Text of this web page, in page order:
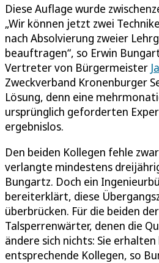
Diese Auflage wurde
„Wir können jetzt zwei
nach Absolvierung zweier
beauftragen“, so Erwin
Vertreter von Bürgermeister
Zweckverband Kronenburger
Lösung, denn eine
ursprünglich geforderten
ergebnislos.
Den beiden Kollegen fehle
verlangte mindestens
Bungartz. Doch ein
bereiterklärt, diese
überbrücken. Für die beiden
Talsperrenwärter, denen die
ändere sich nichts: Sie erhalten
entsprechende Kollegen, so